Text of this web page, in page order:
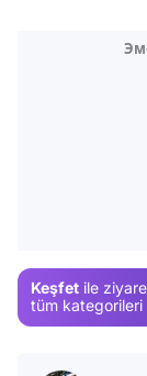
Keşfet ile
tüm kategorileri